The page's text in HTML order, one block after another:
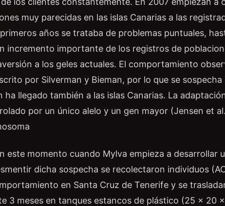
muy parecidas en las islas Canarias a las
años se trataba de problemas puntuales,
incremento importante de los registros de
a los geles actuales. El comportamiento
por Silverman y Bieman, por lo que se sospecha
llegado también a las islas Canarias. La
por un único alelo y un gen mayor (Jensen et
este momento cuando Mylva empieza a desarrollar
dicha sospecha se recolectaron individuos
en Santa Cruz de Tenerife y se
3 meses en tanques estancos de plástico (25 x 20